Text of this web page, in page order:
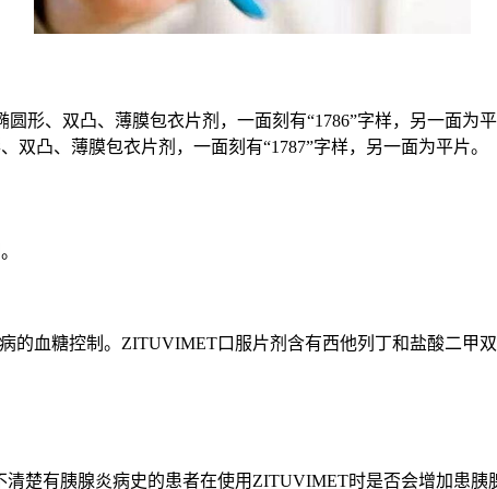
形、双凸、薄膜包衣片剂，一面刻有“1786”字样，另一面为平
双凸、薄膜包衣片剂，一面刻有“1787”字样，另一面为平片。
血糖控制。ZITUVIMET口服片剂含有西他列丁和盐酸二甲双
楚有胰腺炎病史的患者在使用ZITUVIMET时是否会增加患胰